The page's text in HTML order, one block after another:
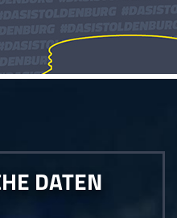
DATEN